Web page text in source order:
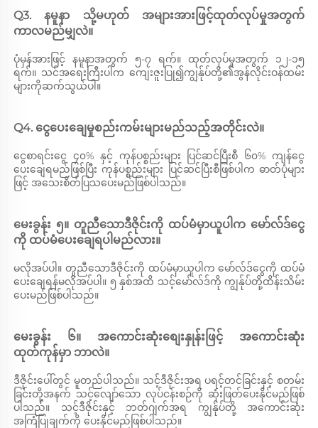
Q3. နမူနာ သို့မဟုတ် အများအားဖြင့်ထုတ်လုပ်မှုအတွက်
ကာလမည်မျှလဲ။
ပုံမှန်အားဖြင့် နမူနာအတွက် ၅-၇ ရက်။ ထုတ်လုပ်မှုအတွက် ၁၂-၁၅
ရက်။ သင်အရေးကြီးပါက ကျေးဇူးပြု၍ကျွန်ုပ်တို့၏အွန်လိုင်းဝန်ထမ်း
များကိုဆက်သွယ်ပါ။
Q4. ငွေပေးချေမှုစည်းကမ်းများမည်သည့်အတိုင်းလဲ။
ငွေစာရင်းငွေ ၄၀% နှင့် ကုန်ပစ္စည်းများ ပြင်ဆင်ပြီးစီ ၆၀% ကျန်ငွေ
ပေးချေရမည်ဖြစ်ပြီး ကုန်ပစ္စည်းများ ပြင်ဆင်ပြီးစီဖြစ်ပါက ဓာတ်ပုံများ
ဖြင့် အသေးစိတ်ပြသပေးမည်ဖြစ်ပါသည်။
မေးခွန်း ၅။ တူညီသောဒီဇိုင်းကို ထပ်မံမှာယူပါက မော်လ်ဒ်ငွေ
ကို ထပ်မံပေးချေရပါမည်လား။
မလိုအပ်ပါ။ တူညီသောဒီဇိုင်းကို ထပ်မံမှာယူပါက မော်လ်ဒ်ငွေကို ထပ်မံ
ပေးချေရန်မလိုအပ်ပါ။ ၅ နှစ်အထိ သင့်မော်လ်ဒ်ကို ကျွန်ုပ်တို့ထိန်းသိမ်း
ပေးမည်ဖြစ်ပါသည်။
မေးခွန်း ၆။ အကောင်းဆုံးစျေးနှုန်းဖြင့် အကောင်းဆုံး
ထုတ်ကုန်မှာ ဘာလဲ။
ဒီဇိုင်းပေါ်တွင် မူတည်ပါသည်။ သင့်ဒီဇိုင်းအရ ပရင့်တင်ခြင်းနှင့် စတမ်း
ခြင်းတို့အနက် သင့်လျော်သော လုပ်ငန်းစဉ်ကို ဆုံးဖြတ်ပေးနိုင်မည်ဖြစ်
ပါသည်။ သင့်ဒီဇိုင်းနှင့် ဘတ်ဂျက်အရ ကျွန်ုပ်တို့ အကောင်းဆုံး
အကြံပြုချက်ကို ပေးနိုင်မည်ဖြစ်ပါသည်။